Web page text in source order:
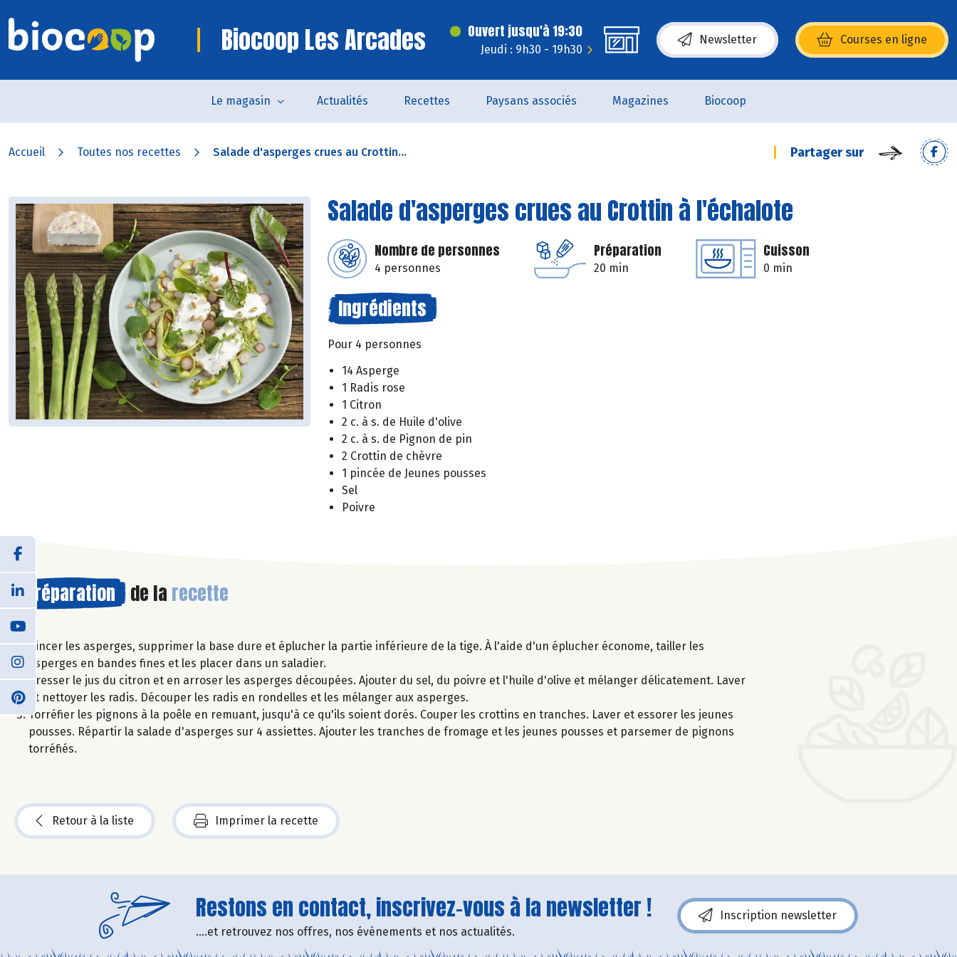
Biocoop Les Arcades Ouvert jusqu'à 19:30
Jeudi : 9h30 - 19h30
Newsletter Courses en ligne
(s’ouvre dans une nouvelle fenêtre)
Le magasin Actualités Recettes Paysans associés Magazines Biocoop
Accueil Toutes nos recettes Salade d'asperges crues au Crottin... Partager sur
Salade d'asperges crues au Crottin à l'échalote
Nombre de personnes
4 personnes
Préparation
20 min
Cuisson
0 min
Ingrédients
Pour 4 personnes
14 Asperge
1 Radis rose
1 Citron
2 c. à s. de Huile d'olive
2 c. à s. de Pignon de pin
2 Crottin de chèvre
1 pincée de Jeunes pousses
Sel
Poivre
Préparation de la recette
Rincer les asperges, supprimer la base dure et éplucher la partie inférieure de la tige. À l'aide d'un éplucher économe, tailler les
asperges en bandes fines et les placer dans un saladier.
Presser le jus du citron et en arroser les asperges découpées. Ajouter du sel, du poivre et l'huile d'olive et mélanger délicatement. Laver
et nettoyer les radis. Découper les radis en rondelles et les mélanger aux asperges.
Torréfier les pignons à la poêle en remuant, jusqu'à ce qu'ils soient dorés. Couper les crottins en tranches. Laver et essorer les jeunes
pousses. Répartir la salade d'asperges sur 4 assiettes. Ajouter les tranches de fromage et les jeunes pousses et parsemer de pignons
torréfiés.
Retour à la liste Imprimer la recette
Restons en contact, inscrivez-vous à la newsletter !
....et retrouvez nos offres, nos événements et nos actualités.
Inscription newsletter